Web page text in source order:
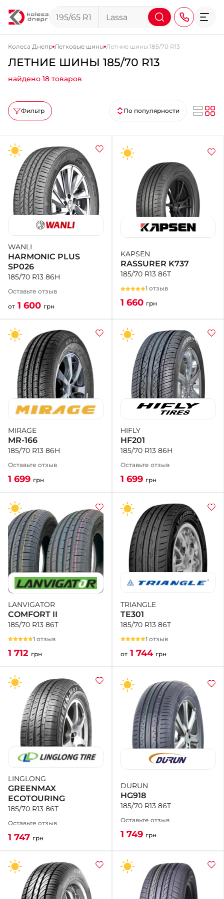
+38 (095) 276-44-44
+38 (067) 911-14-14
- на Щепкина
+38 (098) 911-911-0
- на Тополе
+38 (098) 911-911-4
- на Калиновой
+38 (077) 7-184-184
- Донецкое шоссе
- Щепкина
+38 (099)-643-33-77
- Тополь
+38 (068)-923-74-19
- Калиновая
Колеса Днепр Легковые шины Летние шины 185/70 R13
ЛЕТНИЕ ШИНЫ 185/70 R13
найдено 18 товаров
Фильтр По популярности
WANLI
HARMONIC PLUS
SP026
185/70 R13 86H
Оставьте отзыв
от 1 600 грн
KAPSEN
RASSURER K737
185/70 R13 86T
1 отзыв
1 660 грн
MIRAGE
MR-166
185/70 R13 86H
Оставьте отзыв
1 699 грн
HIFLY
HF201
185/70 R13 86H
Оставьте отзыв
1 699 грн
LANVIGATOR
COMFORT II
185/70 R13 86T
1 отзыв
1 712 грн
TRIANGLE
TE301
185/70 R13 86T
1 отзыв
от 1 744 грн
LINGLONG
GREENMAX
ECOTOURING
185/70 R13 86T
Оставьте отзыв
1 747 грн
DURUN
HG918
185/70 R13 86T
Оставьте отзыв
1 749 грн